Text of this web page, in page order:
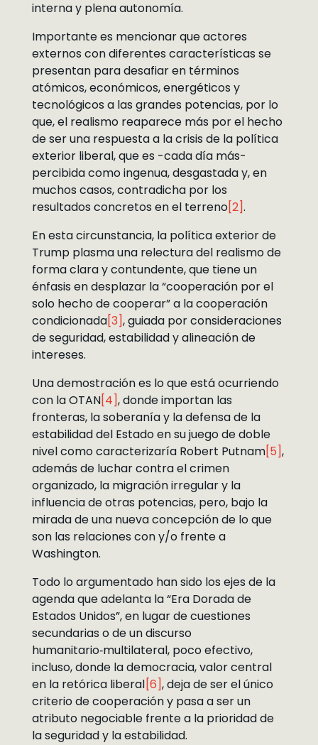
interna y plena autonomía.
Importante es mencionar que actores
externos con diferentes características se
presentan para desafiar en términos
atómicos, económicos, energéticos y
tecnológicos a las grandes potencias, por lo
que, el realismo reaparece más por el hecho
de ser una respuesta a la crisis de la política
exterior liberal, que es -cada día más-
percibida como ingenua, desgastada y, en
muchos casos, contradicha por los
resultados concretos en el terreno[2].
En esta circunstancia, la política exterior de
Trump plasma una relectura del realismo de
forma clara y contundente, que tiene un
énfasis en desplazar la “cooperación por el
solo hecho de cooperar” a la cooperación
condicionada[3], guiada por consideraciones
de seguridad, estabilidad y alineación de
intereses.
Una demostración es lo que está ocurriendo
con la OTAN[4], donde importan las
fronteras, la soberanía y la defensa de la
estabilidad del Estado en su juego de doble
nivel como caracterizaría Robert Putnam[5],
además de luchar contra el crimen
organizado, la migración irregular y la
influencia de otras potencias, pero, bajo la
mirada de una nueva concepción de lo que
son las relaciones con y/o frente a
Washington.
Todo lo argumentado han sido los ejes de la
agenda que adelanta la “Era Dorada de
Estados Unidos”, en lugar de cuestiones
secundarias o de un discurso
humanitario‑multilateral, poco efectivo,
incluso, donde la democracia, valor central
en la retórica liberal[6], deja de ser el único
criterio de cooperación y pasa a ser un
atributo negociable frente a la prioridad de
la seguridad y la estabilidad.